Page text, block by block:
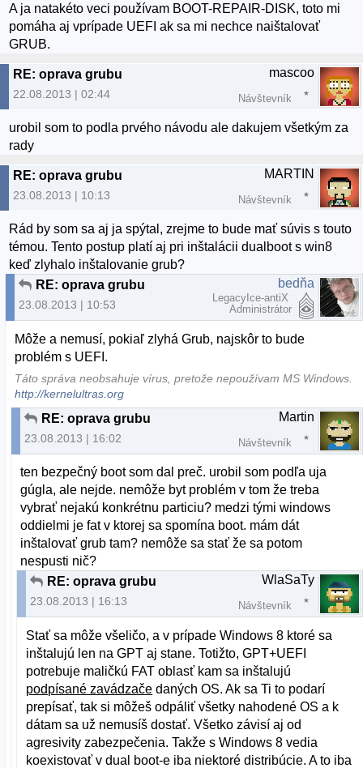
A ja natakéto veci používam BOOT-REPAIR-DISK, toto mi
pomáha aj vprípade UEFI ak sa mi nechce naištalovať
GRUB.
RE: oprava grubu
22.08.2013 | 02:44
mascoo
Návštevník
urobil som to podla prvého návodu ale dakujem všetkým za
rady
RE: oprava grubu
23.08.2013 | 10:13
MARTIN
Návštevník
Rád by som sa aj ja spýtal, zrejme to bude mať súvis s touto
témou. Tento postup platí aj pri inštalácii dualboot s win8
keď zlyhalo inštalovanie grub?
RE: oprava grubu
23.08.2013 | 10:53
bedňa
LegacyIce-antiX
Administrátor
Môže a nemusí, pokiaľ zlyhá Grub, najskôr to bude
problém s UEFI.
Táto správa neobsahuje vírus, pretože nepoužívam MS Windows.
http://kernelultras.org
RE: oprava grubu
23.08.2013 | 16:02
Martin
Návštevník
ten bezpečný boot som dal preč. urobil som podľa uja
gúgla, ale nejde. nemôže byt problém v tom že treba
vybrať nejakú konkrétnu particiu? medzi tými windows
oddielmi je fat v ktorej sa spomína boot. mám dát
inštalovať grub tam? nemôže sa stať že sa potom
nespusti nič?
RE: oprava grubu
23.08.2013 | 16:13
WlaSaTy
Návštevník
Stať sa môže všeličo, a v prípade Windows 8 ktoré sa
inštalujú len na GPT aj stane. Totižto, GPT+UEFI
potrebuje maličkú FAT oblasť kam sa inštalujú
podpísané zavádzače daných OS. Ak sa Ti to podarí
prepísať, tak si môžeš odpáliť všetky nahodené OS a k
dátam sa už nemusíš dostať. Všetko závisí aj od
agresivity zabezpečenia. Takže s Windows 8 vedia
koexistovať v dual boot-e iba niektoré distribúcie. A to iba